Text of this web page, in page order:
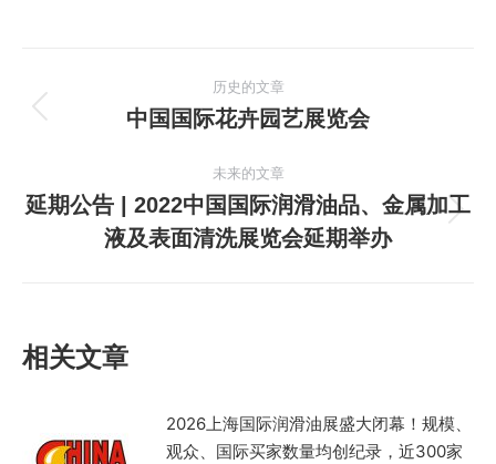
章
航
历史的文章
历
的
文
章：
中国国际花卉园艺展览会
未来的文章
未
来
延期公告 | 2022中国国际润滑油品、金属加工
液及表面清洗展览会延期举办
相关文章
2026上海国际润滑油展盛大闭幕！规模、
观众、国际买家数量均创纪录，近300家